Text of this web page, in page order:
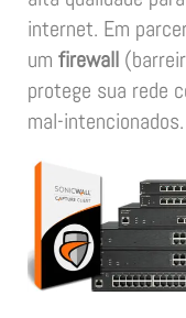
internet. Em
um firewall
protege sua rede
mal-intencionados.